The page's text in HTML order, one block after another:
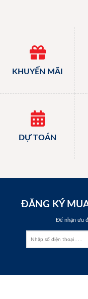
KHUYẾN MÃI
DỰ TOÁN
ĐĂNG KÝ
Để nhận ưu